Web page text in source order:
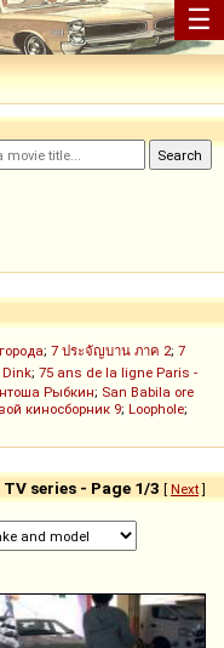
☰
; 7 ประจัญบาน ภาค 2; 7
Dink; 75 ans de la ligne Paris -
Рыбкин; San Babila ore
киносборник 9; Loophole;
series - Page 1/3 [ Next]